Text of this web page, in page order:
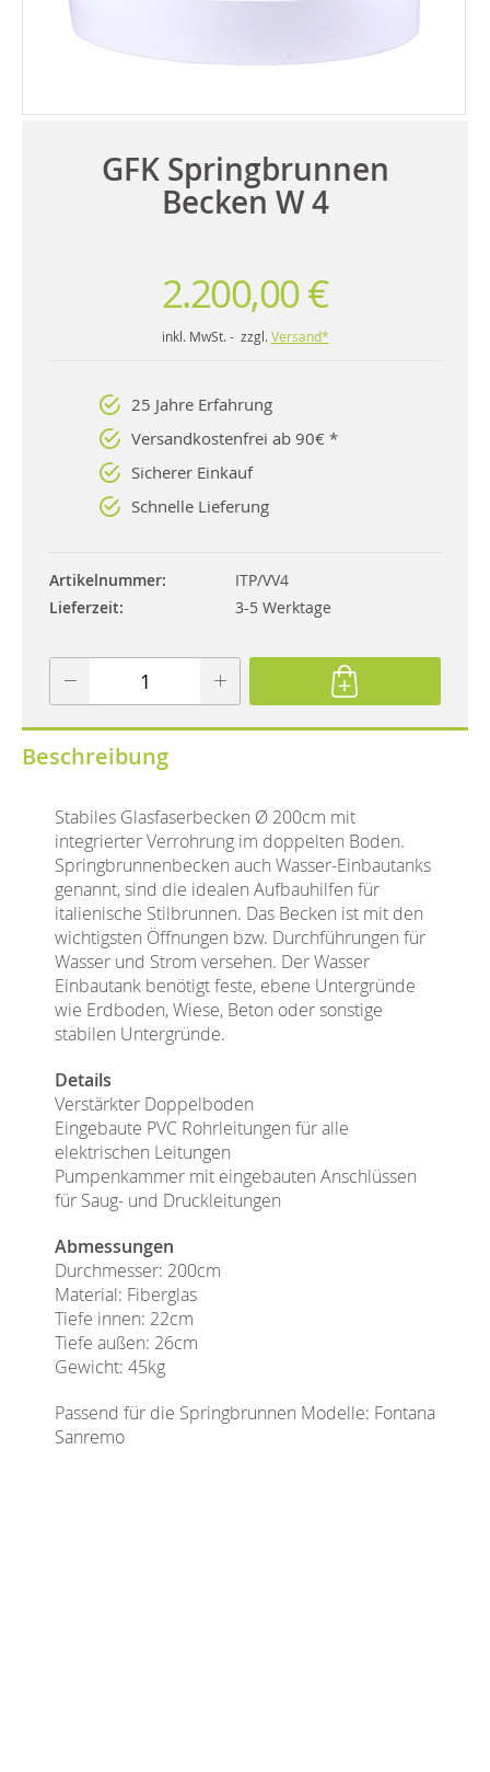
GFK Springbrunnen
Becken W 4
2.200,00 €
inkl. MwSt. - zzgl. Versand*
25 Jahre Erfahrung
Versandkostenfrei ab 90€ *
Sicherer Einkauf
Schnelle Lieferung
Artikelnummer
ITP/VV4
Lieferzeit
3-5 Werktage
Beschreibung
Stabiles Glasfaserbecken Ø 200cm mit
integrierter Verrohrung im doppelten Boden.
Springbrunnenbecken auch Wasser-Einbautanks
genannt, sind die idealen Aufbauhilfen für
italienische Stilbrunnen. Das Becken ist mit den
wichtigsten Öffnungen bzw. Durchführungen für
Wasser und Strom versehen. Der Wasser
Einbautank benötigt feste, ebene Untergründe
wie Erdboden, Wiese, Beton oder sonstige
stabilen Untergründe.
Details
Verstärkter Doppelboden
Eingebaute PVC Rohrleitungen für alle
elektrischen Leitungen
Pumpenkammer mit eingebauten Anschlüssen
für Saug- und Druckleitungen
Abmessungen
Durchmesser: 200cm
Material: Fiberglas
Tiefe innen: 22cm
Tiefe außen: 26cm
Gewicht: 45kg
Passend für die Springbrunnen Modelle: Fontana
Sanremo